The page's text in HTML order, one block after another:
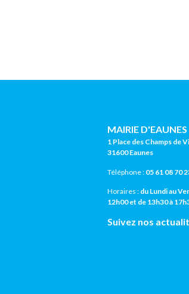
MAIRIE D'EAUNES
1 Place des Champs de
31600 Eaunes
Téléphone : 05 61 08 70
Horaires : du Lundi au
12h00 et de 13h30 à
Suivez nos